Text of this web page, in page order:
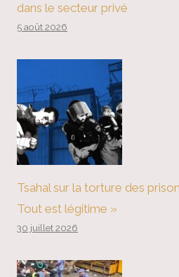
dans le secteur privé
5 août 2026
Tsahal sur la torture des
Tout est légitime »
30 juillet 2026